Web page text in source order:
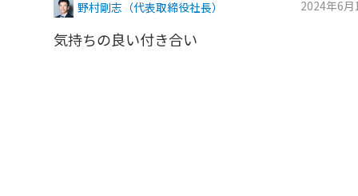
野村剛志（代表取締役社長） 2024年6
気持ちの良い付き合い